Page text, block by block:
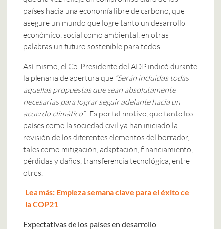
países hacia una economía libre de carbono, que
asegure un mundo que logre tanto un desarrollo
económico, social como ambiental, en otras
palabras un futuro sostenible para todos .
Así mismo, el Co-Presidente del ADP indicó durante
la plenaria de apertura que “Serán incluidas todas
aquellas propuestas que sean absolutamente
necesarias para lograr seguir adelante hacia un
acuerdo climático”. Es por tal motivo, que tanto los
países como la sociedad civil ya han iniciado la
revisión de los diferentes elementos del borrador,
tales como mitigación, adaptación, financiamiento,
pérdidas y daños, transferencia tecnológica, entre
otros.
Lea más: Empieza semana clave para el éxito de
la COP21
Expectativas de los países en desarrollo